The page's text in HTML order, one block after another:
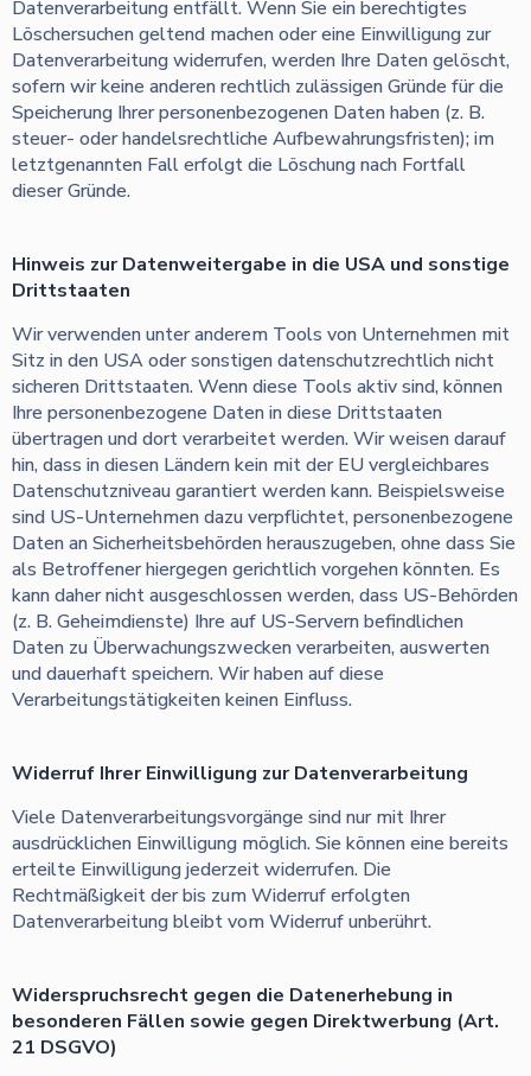
Datenverarbeitung entfällt. Wenn Sie ein berechtigtes
Löschersuchen geltend machen oder eine Einwilligung zur
Datenverarbeitung widerrufen, werden Ihre Daten gelöscht,
sofern wir keine anderen rechtlich zulässigen Gründe für die
Speicherung Ihrer personenbezogenen Daten haben (z. B.
steuer- oder handelsrechtliche Aufbewahrungsfristen); im
letztgenannten Fall erfolgt die Löschung nach Fortfall
dieser Gründe.
Hinweis zur Datenweitergabe in die USA und sonstige
Drittstaaten
Wir verwenden unter anderem Tools von Unternehmen mit
Sitz in den USA oder sonstigen datenschutzrechtlich nicht
sicheren Drittstaaten. Wenn diese Tools aktiv sind, können
Ihre personenbezogene Daten in diese Drittstaaten
übertragen und dort verarbeitet werden. Wir weisen darauf
hin, dass in diesen Ländern kein mit der EU vergleichbares
Datenschutzniveau garantiert werden kann. Beispielsweise
sind US-Unternehmen dazu verpflichtet, personenbezogene
Daten an Sicherheitsbehörden herauszugeben, ohne dass Sie
als Betroffener hiergegen gerichtlich vorgehen könnten. Es
kann daher nicht ausgeschlossen werden, dass US-Behörden
(z. B. Geheimdienste) Ihre auf US-Servern befindlichen
Daten zu Überwachungszwecken verarbeiten, auswerten
und dauerhaft speichern. Wir haben auf diese
Verarbeitungstätigkeiten keinen Einfluss.
Widerruf Ihrer Einwilligung zur Datenverarbeitung
Viele Datenverarbeitungsvorgänge sind nur mit Ihrer
ausdrücklichen Einwilligung möglich. Sie können eine bereits
erteilte Einwilligung jederzeit widerrufen. Die
Rechtmäßigkeit der bis zum Widerruf erfolgten
Datenverarbeitung bleibt vom Widerruf unberührt.
Widerspruchsrecht gegen die Datenerhebung in
besonderen Fällen sowie gegen Direktwerbung (Art.
21 DSGVO)